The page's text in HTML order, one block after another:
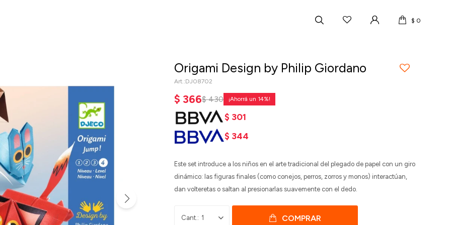
$ 0
Origami Design by Philip Giordano
DJ08702
$ 366$ 430 14
$ 301
$ 344
Este set introduce a los niños en el arte tradicional del plegado de papel con un giro
dinámico: las figuras finales (como conejos, perros, zorros y monos) interactúan,
dan volteretas o saltan al presionarlas suavemente con el dedo.
1 COMPRAR